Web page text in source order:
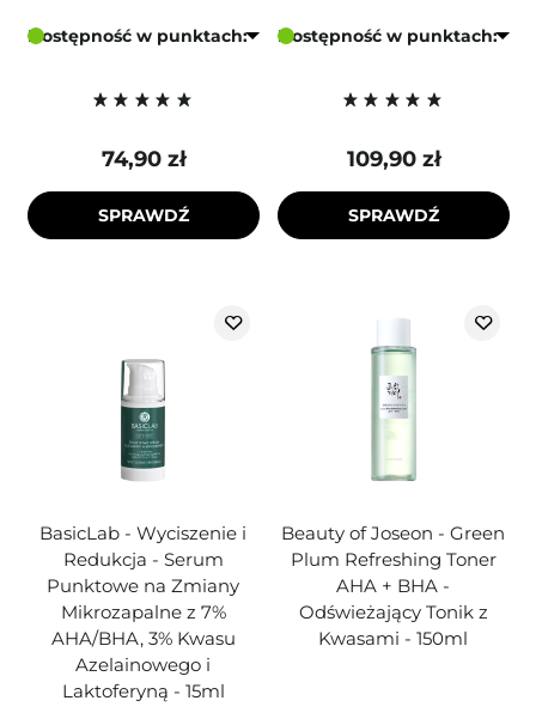
Dostępność w punktach:
74,90 zł
SPRAWDŹ
Dostępność w punktach:
109,90 zł
SPRAWDŹ
BasicLab - Wyciszenie i
Redukcja - Serum
Punktowe na Zmiany
Mikrozapalne z 7%
AHA/BHA, 3% Kwasu
Azelainowego i
Laktoferyną - 15ml
Beauty of Joseon - Green
Plum Refreshing Toner
AHA + BHA -
Odświeżający Tonik z
Kwasami - 150ml